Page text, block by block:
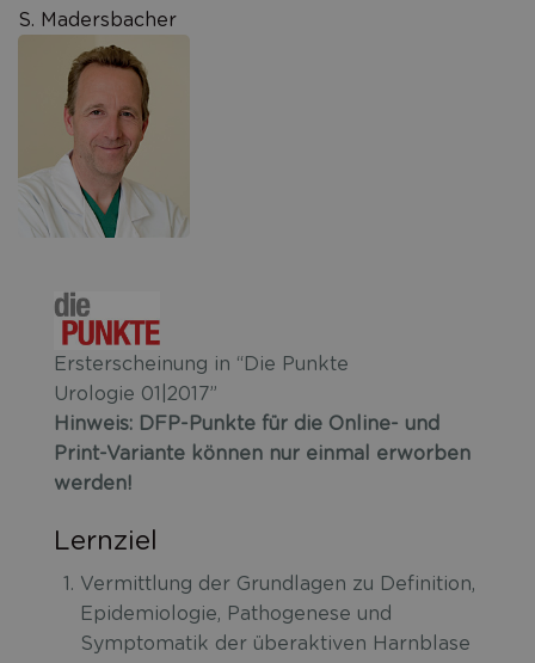
S. Madersbacher
Ersterscheinung in “Die Punkte
Urologie 01|2017”
Hinweis: DFP-Punkte für die Online- und
Print-Variante können nur einmal erworben
werden!
Lernziel
Vermittlung der Grundlagen zu Definition,
Epidemiologie, Pathogenese und
Symptomatik der überaktiven Harnblase